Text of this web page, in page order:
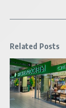
Related Posts